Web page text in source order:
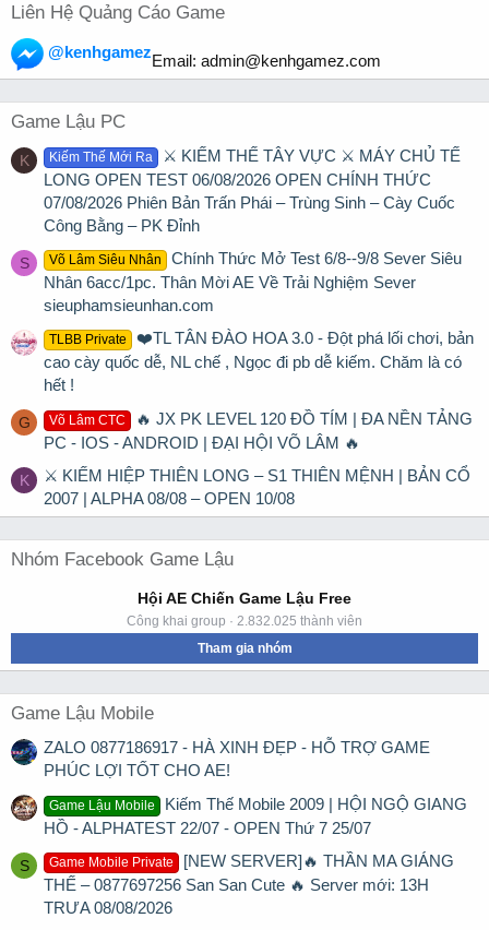
Liên Hệ Quảng Cáo Game
@kenhgamezEmail: admin@kenhgamez.com
Game Lậu PC
K Kiếm Thế Mới Ra
⚔️ KIẾM THẾ TÂY VỰC ⚔️ MÁY CHỦ TẾ
LONG OPEN TEST 06/08/2026 OPEN CHÍNH THỨC
07/08/2026 Phiên Bản Trấn Phái – Trùng Sinh – Cày Cuốc
Công Bằng – PK Đỉnh
S Võ Lâm Siêu Nhân
Chính Thức Mở Test 6/8--9/8 Sever Siêu
Nhân 6acc/1pc. Thân Mời AE Về Trải Nghiệm Sever
sieuphamsieunhan.com
TLBB Private
❤️TL TÂN ĐÀO HOA 3.0 - Đột phá lối chơi, bản
cao cày quốc dễ, NL chế , Ngọc đi pb dễ kiếm. Chăm là có
hết !
G Võ Lâm CTC
🔥 JX PK LEVEL 120 ĐỒ TÍM | ĐA NỀN TẢNG
PC - IOS - ANDROID | ĐẠI HỘI VÕ LÂM 🔥
K
⚔ KIẾM HIỆP THIÊN LONG – S1 THIÊN MỆNH | BẢN CỔ
2007 | ALPHA 08/08 – OPEN 10/08
Nhóm Facebook Game Lậu
Hội AE Chiến Game Lậu Free
Công khai group · 2.832.025 thành viên
Tham gia nhóm
Game Lậu Mobile
ZALO 0877186917 - HÀ XINH ĐẸP - HỖ TRỢ GAME
PHÚC LỢI TỐT CHO AE!
Game Lậu Mobile
Kiếm Thế Mobile 2009 | HỘI NGỘ GIANG
HỒ - ALPHATEST 22/07 - OPEN Thứ 7 25/07
S Game Mobile Private
[NEW SERVER]🔥 THẦN MA GIÁNG
THẾ – 0877697256 San San Cute 🔥 Server mới: 13H
TRƯA 08/08/2026